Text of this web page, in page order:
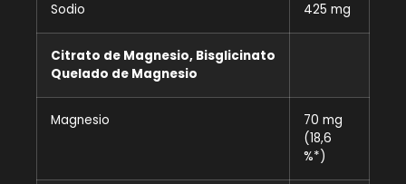
Sodio 425 mg
Citrato de Magnesio, Bisglicinato
Quelado de Magnesio
Magnesio
70 mg
(18,6
%*)